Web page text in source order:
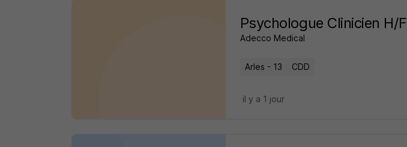
Psychologue Clinicien H/F
Adecco Medical
Arles - 13 CDD
il y a 1 jour